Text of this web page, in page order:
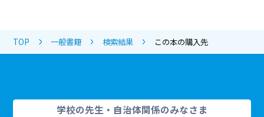
TOP 一般書籍 検索結果 この本の購入先
学校の先生・自治体関係のみなさま